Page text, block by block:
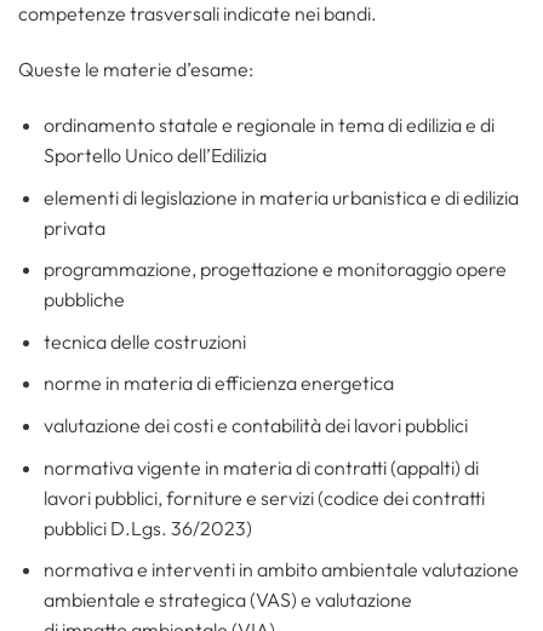
competenze trasversali indicate nei bandi.
Queste le materie d’esame:
ordinamento statale e regionale in tema di edilizia e di
Sportello Unico dell’Edilizia
elementi di legislazione in materia urbanistica e di edilizia
privata
programmazione, progettazione e monitoraggio opere
pubbliche
tecnica delle costruzioni
norme in materia di efficienza energetica
valutazione dei costi e contabilità dei lavori pubblici
normativa vigente in materia di contratti (appalti) di
lavori pubblici, forniture e servizi (codice dei contratti
pubblici D.Lgs. 36/2023)
normativa e interventi in ambito ambientale valutazione
ambientale e strategica (VAS) e valutazione